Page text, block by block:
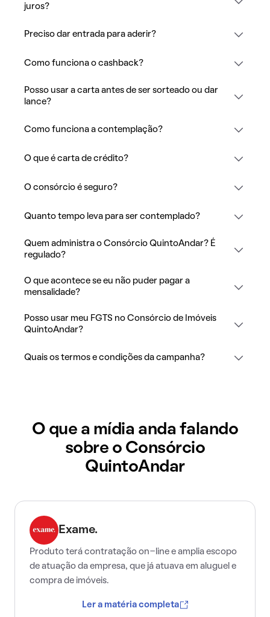
juros?
Preciso dar entrada para aderir?
Como funciona o cashback?
Posso usar a carta antes de ser sorteado ou dar
lance?
Como funciona a contemplação?
O que é carta de crédito?
O consórcio é seguro?
Quanto tempo leva para ser contemplado?
Quem administra o Consórcio QuintoAndar? É
regulado?
O que acontece se eu não puder pagar a
mensalidade?
Posso usar meu FGTS no Consórcio de Imóveis
QuintoAndar?
Quais os termos e condições da campanha?
O que a mídia anda falando
sobre o Consórcio
QuintoAndar
Exame.
Produto terá contratação on-line e amplia escopo
de atuação da empresa, que já atuava em aluguel e
compra de imóveis.
Ler a matéria completa